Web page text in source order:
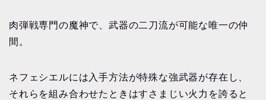
肉弾戦専門の魔神で、武器の二刀流が可能な唯一の仲
間。
ネフェシエルには入手方法が特殊な強武器が存在し、
それらを組み合わせたときはすさまじい火力を誇ると